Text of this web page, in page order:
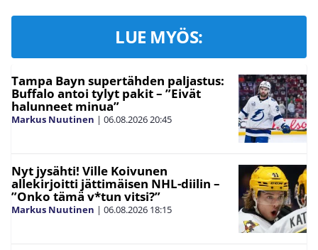
LUE MYÖS:
Tampa Bayn supertähden paljastus:
Buffalo antoi tylyt pakit – ”Eivät
halunneet minua”
Markus Nuutinen | 06.08.202620:45
Nyt jysähti! Ville Koivunen
allekirjoitti jättimäisen NHL-diilin –
”Onko tämä v*tun vitsi?”
Markus Nuutinen | 06.08.2026 18:15